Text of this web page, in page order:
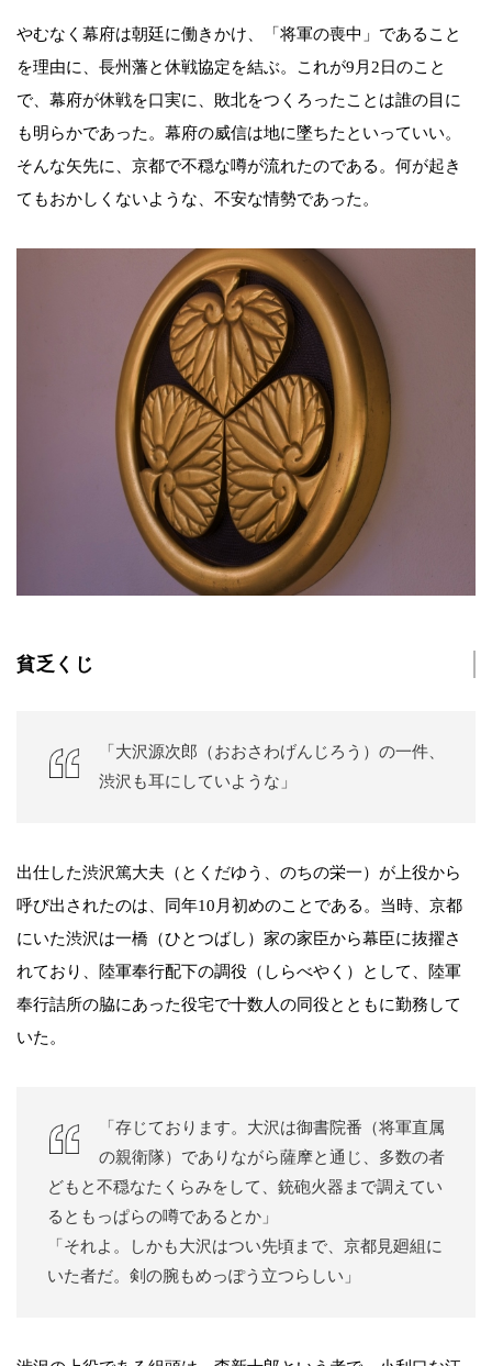
やむなく幕府は朝廷に働きかけ、「将軍の喪中」であること
を理由に、長州藩と休戦協定を結ぶ。これが9月2日のこと
で、幕府が休戦を口実に、敗北をつくろったことは誰の目に
も明らかであった。幕府の威信は地に墜ちたといっていい。
そんな矢先に、京都で不穏な噂が流れたのである。何が起き
てもおかしくないような、不安な情勢であった。
貧乏くじ
「大沢源次郎（おおさわげんじろう）の一件、
渋沢も耳にしていような」
出仕した渋沢篤大夫（とくだゆう、のちの栄一）が上役から
呼び出されたのは、同年10月初めのことである。当時、京都
にいた渋沢は一橋（ひとつばし）家の家臣から幕臣に抜擢さ
れており、陸軍奉行配下の調役（しらべやく）として、陸軍
奉行詰所の脇にあった役宅で十数人の同役とともに勤務して
いた。
「存じております。大沢は御書院番（将軍直属
の親衛隊）でありながら薩摩と通じ、多数の者
どもと不穏なたくらみをして、銃砲火器まで調えてい
るともっぱらの噂であるとか」
「それよ。しかも大沢はつい先頃まで、京都見廻組に
いた者だ。剣の腕もめっぽう立つらしい」